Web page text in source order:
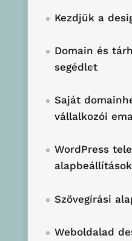
Kezdjük a
Domain és
segédlet
Saját
vállalkozói
WordPress
alapbeállítások
Szövegírási
Weboldalad